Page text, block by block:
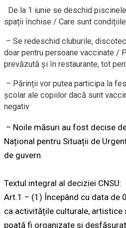
De la 1 iunie se deschid
spații închise / Care sunt condițiile
– Se redeschid cluburile,
doar pentru persoane vaccinate /
prevăzută și în restaurante, tot
– Părinții vor putea participa la
școlar ale copiilor dacă sunt
negativ
– Noile măsuri au fost decise
Național pentru Situații de
de guvern.
Textul integral al deciziei CNSU:
Art.1 – (1) Începând cu data de
ca activitățile culturale, artistice
poată fi organizate și